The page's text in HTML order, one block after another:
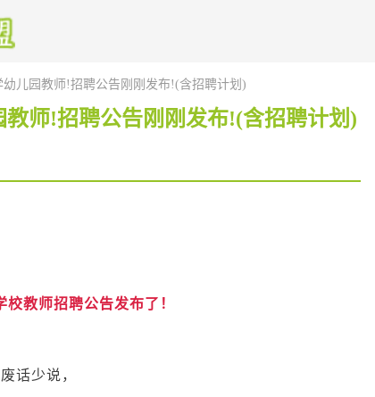
儿园教师!招聘公告刚刚发布!(含招聘计划)
师!招聘公告刚刚发布!(含招聘计划)
校教师招聘公告发布了！
废话少说，